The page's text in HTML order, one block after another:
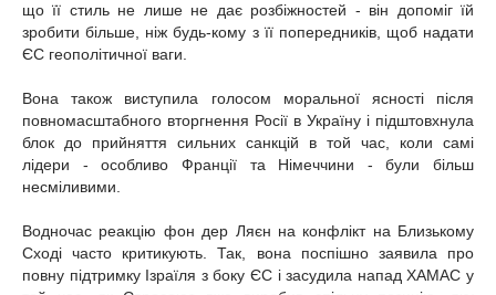
що її стиль не лише не дає розбіжностей - він допоміг їй
зробити більше, ніж будь-кому з її попередників, щоб надати
ЄС геополітичної ваги.
Вона також виступила голосом моральної ясності після
повномасштабного вторгнення Росії в Україну і підштовхнула
блок до прийняття сильних санкцій в той час, коли самі
лідери - особливо Франції та Німеччини - були більш
несміливими.
Водночас реакцію фон дер Ляєн на конфлікт на Близькому
Сході часто критикують. Так, вона поспішно заявила про
повну підтримку Ізраїля з боку ЄС і засудила напад ХАМАС у